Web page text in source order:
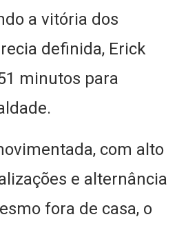
a vitória dos
definida, Erick
minutos para
com alto
e alternância
fora de casa, o